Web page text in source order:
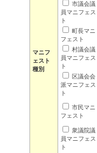
マニフ
ェスト
種別
市議会議
員マニフェス
ト
町長マニ
フェスト
村議会議
員マニフェス
ト
区議会会
派マニフェス
ト
市民マニ
フェスト
衆議院議
員マニフェス
ト